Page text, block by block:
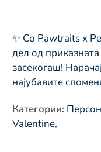
✨ Со Pawtraits x
дел од
засекогаш!
најубавите
Категории:
Valentine,